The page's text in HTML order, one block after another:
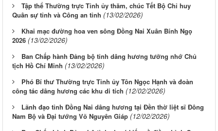
Tập thể Thường trực Tỉnh ủy thăm, chúc Tết Bộ Chỉ huy
Quân sự tỉnh và Công an tỉnh (13/02/2026)
Khai mạc đường hoa ven sông Đồng Nai Xuân Bính Ngọ
2026 (13/02/2026)
Ban Chấp hành Đảng bộ tỉnh dâng hương tưởng nhớ Chủ
tịch Hồ Chí Minh (13/02/2026)
Phó Bí thư Thường trực Tỉnh ủy Tôn Ngọc Hạnh và đoàn
công tác dâng hương các khu di tích (12/02/2026)
Lãnh đạo tỉnh Đồng Nai dâng hương tại Đền thờ liệt sĩ Đông
Nam Bộ và Đại tướng Võ Nguyên Giáp (12/02/2026)